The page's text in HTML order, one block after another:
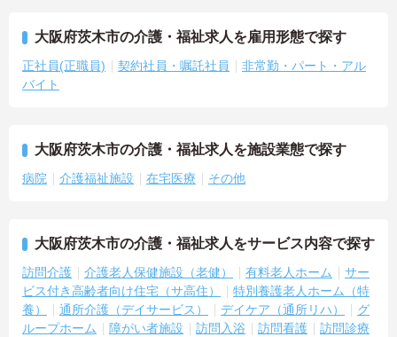
大阪府茨木市の介護・福祉求人を雇用形態で探す
正社員(正職員) 契約社員・嘱託社員
非常勤・パート・アル
バイト
大阪府茨木市の介護・福祉求人を施設業態で探す
病院 介護福祉施設 在宅医療 その他
大阪府茨木市の介護・福祉求人をサービス内容で探す
訪問介護 介護老人保健施設（老健） 有料老人ホーム
サー
ビス付き高齢者向け住宅（サ高住）
特別養護老人ホーム（特
養）
通所介護（デイサービス） デイケア（通所リハ）
グ
ループホーム
障がい者施設 訪問入浴 訪問看護
訪問診療